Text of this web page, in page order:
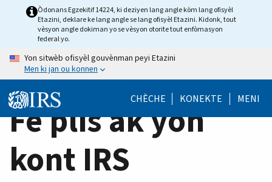
HomeÒdonans Egzekitif 14224, ki deziyen lang angle kòm lang ofisyèl
Etazini, deklare ke lang angle se lang ofisyèl Etazini. Kidonk, tout
vèsyon angle dokiman yo se vèsyon otorite tout enfòmasyon
federal yo.
Yon sitwèb ofisyèl gouvènman peyi Etazini
Men ki jan ou konnen
CHÈCHE KONEKTE MENI
Fè plis ak yon
kont IRS